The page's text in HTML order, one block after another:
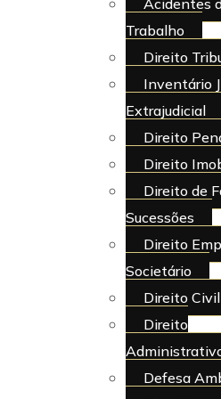
Acidentes
Trabalho
Direito
Inventário
Extrajudicial
Direito
Direito
Direito de
Sucessões
Direito
Societário
Direito Civil
Direito
Defesa